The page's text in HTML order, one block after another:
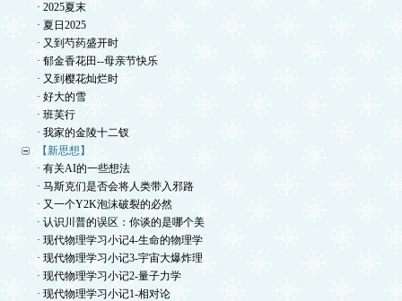
· 2025夏末
· 夏日2025
· 又到芍药盛开时
· 郁金香花田--母亲节快乐
· 又到樱花灿烂时
· 好大的雪
· 班芙行
· 我家的金陵十二钗
【新思想】
· 有关AI的一些想法
· 马斯克们是否会将人类带入邪路
· 又一个Y2K泡沫破裂的必然
· 认识川普的误区：你谈的是哪个美
· 现代物理学习小记4-生命的物理学
· 现代物理学习小记3-宇宙大爆炸理
· 现代物理学习小记2-量子力学
· 现代物理学习小记1-相对论